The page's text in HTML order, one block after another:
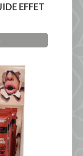
EFFET